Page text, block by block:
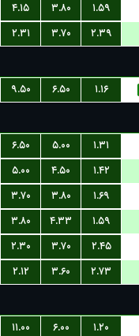
۱.۵۹ ۳.۸۰
۴.۱۵
۲.۳۹ ۳.۷۰
۲.۳۱
۱.۱۶ ۶.۵۰
۹.۵۰
۱.۳۱ ۵.۰۰
۶.۵۰
۱.۴۲ ۴.۵۰
۵.۰۰
۱.۶۹ ۳.۸۰
۳.۷۰
۱.۵۹ ۴.۳۳
۳.۸۰
۲.۴۵ ۳.۷۰
۲.۳۰
۲.۷۳ ۳.۶۰
۲.۱۲
۱.۲۰ ۶.۰۰
۱۱.۰۰